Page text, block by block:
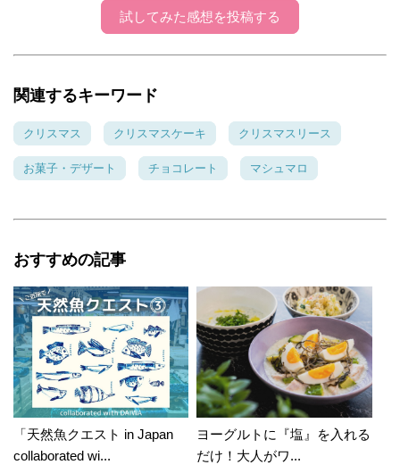
試してみた感想を投稿する
関連するキーワード
クリスマス クリスマスケーキ クリスマスリース
お菓子・デザート チョコレート マシュマロ
おすすめの記事
「天然魚クエスト in Japan
collaborated wi...
ヨーグルトに『塩』を入れる
だけ！大人がワ...